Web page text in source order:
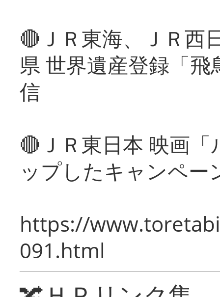
🔴ＪＲ東海、ＪＲ西
県 世界遺産登録「
信
🔴ＪＲ東日本 映画
ップしたキャンペー
https://
091.html